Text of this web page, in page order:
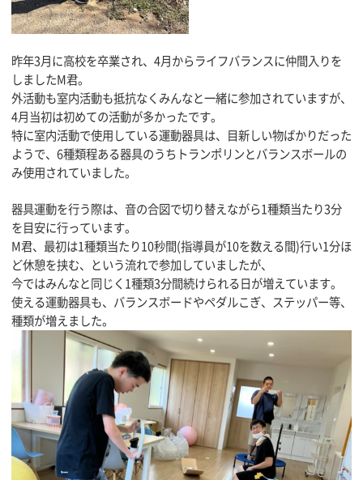
昨年3月に高校を卒業され、4月からライフバランスに仲間入りを
しましたM君。
外活動も室内活動も抵抗なくみんなと一緒に参加されていますが、
4月当初は初めての活動が多かったです。
特に室内活動で使用している運動器具は、目新しい物ばかりだった
ようで、6種類程ある器具のうちトランポリンとバランスボールの
み使用されていました。
器具運動を行う際は、音の合図で切り替えながら1種類当たり3分
を目安に行っています。
M君、最初は1種類当たり10秒間(指導員が10を数える間)行い1分ほ
ど休憩を挟む、という流れで参加していましたが、
今ではみんなと同じく1種類3分間続けられる日が増えています。
使える運動器具も、バランスボードやペダルこぎ、ステッパー等、
種類が増えました。